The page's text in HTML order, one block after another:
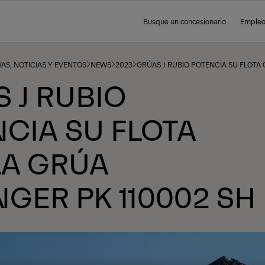
Busque un concesionario Empleo
NOTICIAS Y EVENTOS NEWS 2023 GRÚAS J RUBIO POTENCIA SU
J RUBIO
SU FLOTA
GRÚA
PK 110002 SH